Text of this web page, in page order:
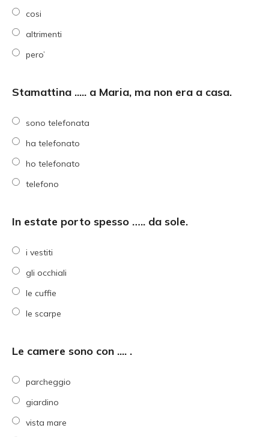
cosi
altrimenti
pero’
Stamattina ..... a Maria, ma non era a casa.
sono telefonata
ha telefonato
ho telefonato
telefono
In estate porto spesso ….. da sole.
i vestiti
gli occhiali
le cuffie
le scarpe
Le camere sono con .... .
parcheggio
giardino
vista mare